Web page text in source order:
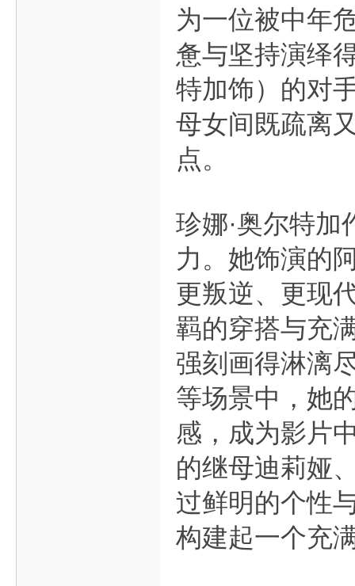
为一位被中年
惫与坚持演绎
特加饰）的对
母女间既疏离
点。
珍娜·奥尔特
力。她饰演的
更叛逆、更现
羁的穿搭与充
强刻画得淋漓
等场景中，她
感，成为影片
的继母迪莉娅
过鲜明的个性
构建起一个充